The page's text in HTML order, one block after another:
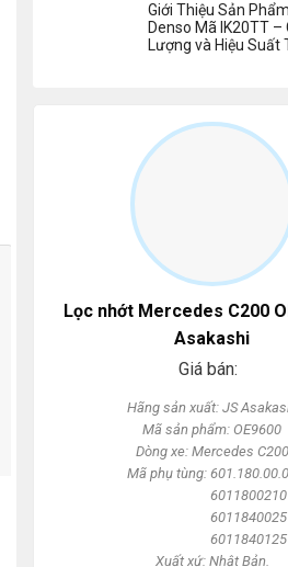
Giới Thiệu Sản
Denso Mã IK20TT –
Lượng và Hiệu Suất
Lọc nhớt Mercedes C200
Asakashi
Giá bán:
Hãng sản xuất: JS
Mã sản phẩm: OE9600
Dòng xe: Mercedes C200
Mã phụ tùng:
6011800210
6011840025
6011840125
Xuất xứ: Nhật Bản.